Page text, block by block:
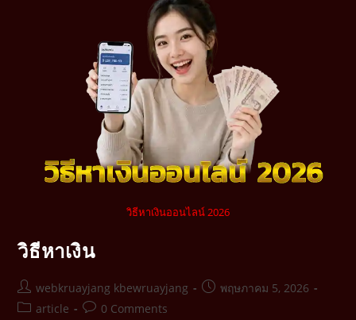
วิธีหาเงินออนไลน์ 2026
วิธีหาเงิน
webkruayjang kbewruayjang
พฤษภาคม 5, 2026
article
0 Comments